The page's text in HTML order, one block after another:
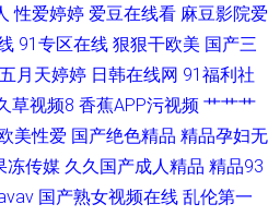
性爱婷婷 爱豆在线看 麻豆影院爱
91专区在线 狠狠干欧美 国产三
月天婷婷 日韩在线网 91福利社
草视频8 香蕉APP污视频 艹艹艹
美性爱 国产绝色精品 精品孕妇无
冻传媒 久久国产成人精品 精品93
国产熟女视频在线 乱伦第一